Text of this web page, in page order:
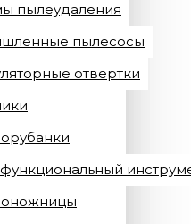
пылеудаления
пылесосы
отвертки